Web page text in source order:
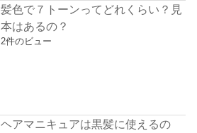
髪色で７トーンってどれくらい？見
本はあるの？
2件のビュー
ヘアマニキュアは黒髪に使えるの